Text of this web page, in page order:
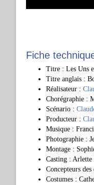
Fiche
Titre : Les Uns
Titre anglais :
Réalisateur :
Chorégraphie :
Scénario :
Producteur :
Musique :
Photographie :
Montage :
Casting : Arlette
Concepteurs
Costumes :